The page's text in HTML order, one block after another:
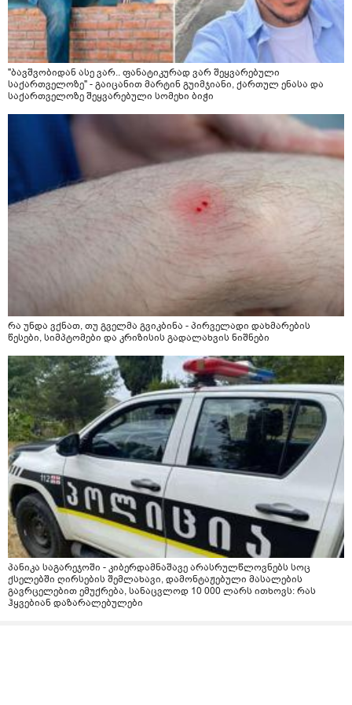
"ბავშვობიდან ასე ვარ.. ფანატიკურად ვარ შეყვარებული
საქართველოზე" - გაიცანით მარტინ გუიმჯიანი, ქართულ ენასა და
საქართველოზე შეყვარებული სომეხი ბიჭი
რა უნდა ვქნათ, თუ გველმა გვიკბინა - პირველადი დახმარების
წესები, სიმპტომები და კრიზისის გადალახვის ნიშნები
პანიკა საგარეჯოში - კიბერდამნაშავე არასრულწლოვნებს სოც
ქსელებში ღირსების შემლახავი, დამონტაჟებული მასალების
გავრცელებით ემუქრება, სანაცვლოდ 10 000 ლარს ითხოვს: რას
ჰყვებიან დაზარალებულები